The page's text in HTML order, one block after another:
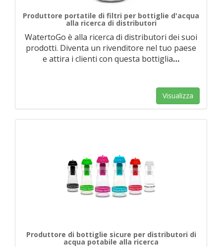
Produttore portatile di filtri per bottiglie d'acqua
alla ricerca di distributori
WatertoGo è alla ricerca di distributori dei suoi
prodotti. Diventa un rivenditore nel tuo paese
e attira i clienti con questa bottiglia…
Visualizza
Produttore di bottiglie sicure per distributori di
acqua potabile alla ricerca